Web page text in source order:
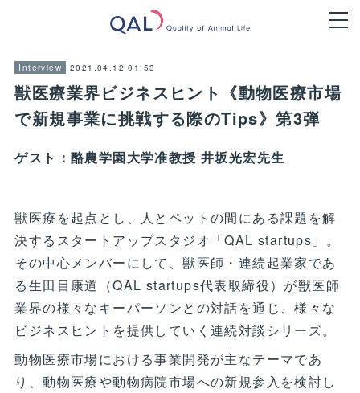
Interview 2021.04.12 01:53
獣医療業界ビジネスヒント《動物医療市場
で新規事業に挑戦する際のTips》第3弾
ゲスト：酪農学園大学准教授 井坂光宏先生
獣医療を起点とし、人とペットの間にある課題を解
決するスタートアップスタジオ「QAL startups」。
その中心メンバーにして、獣医師・連続起業家であ
る生田目康道（QAL startups代表取締役）が獣医師
業界の様々なキーパーソンとの対話を通じ、様々な
ビジネスヒントを提供していく連続対談シリーズ。
動物医療市場における事業開発が主なテーマであ
り、動物医療や動物病院市場への新規参入を検討し